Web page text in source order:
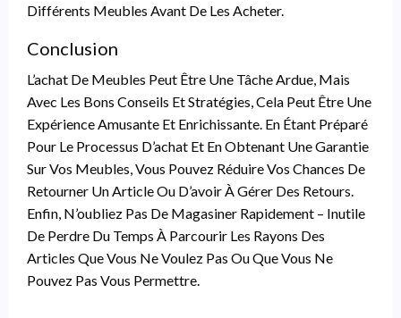
Différents Meubles Avant De Les Acheter.
Conclusion
L’achat De Meubles Peut Être Une Tâche Ardue, Mais
Avec Les Bons Conseils Et Stratégies, Cela Peut Être Une
Expérience Amusante Et Enrichissante. En Étant Préparé
Pour Le Processus D’achat Et En Obtenant Une Garantie
Sur Vos Meubles, Vous Pouvez Réduire Vos Chances De
Retourner Un Article Ou D’avoir À Gérer Des Retours.
Enfin, N’oubliez Pas De Magasiner Rapidement – ​​inutile
De Perdre Du Temps À Parcourir Les Rayons Des
Articles Que Vous Ne Voulez Pas Ou Que Vous Ne
Pouvez Pas Vous Permettre.